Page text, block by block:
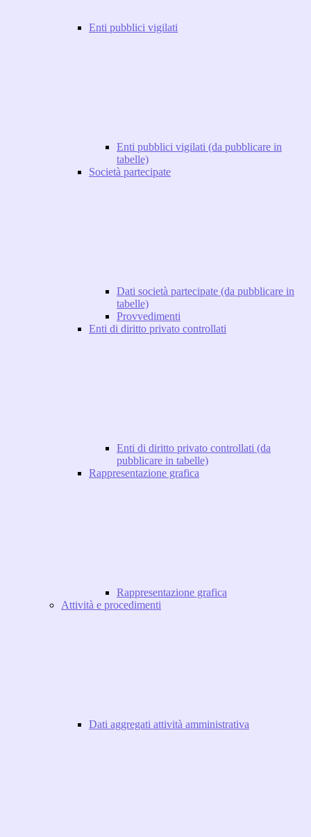
Enti pubblici vigilati
Enti pubblici vigilati (da pubblicare in
tabelle)
Società partecipate
Dati società partecipate (da pubblicare in
tabelle)
Provvedimenti
Enti di diritto privato controllati
Enti di diritto privato controllati (da
pubblicare in tabelle)
Rappresentazione grafica
Rappresentazione grafica
Attività e procedimenti
Dati aggregati attività amministrativa